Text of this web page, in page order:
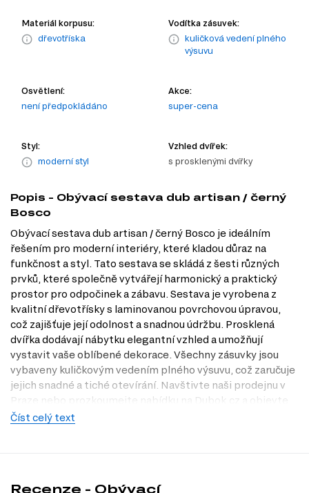
Materiál korpusu:
dřevotříska
Vodítka zásuvek:
kuličková vedení plného
výsuvu
Osvětlení:
není předpokládáno
Akce:
super-cena
Styl:
moderní styl
Vzhled dvířek:
s prosklenými dvířky
Popis - Obývací sestava dub artisan / černý
Bosco
Obývací sestava dub artisan / černý Bosco je ideálním
řešením pro moderní interiéry, které kladou důraz na
funkčnost a styl. Tato sestava se skládá z šesti různých
prvků, které společně vytvářejí harmonický a praktický
prostor pro odpočinek a zábavu. Sestava je vyrobena z
kvalitní dřevotřísky s laminovanou povrchovou úpravou,
což zajišťuje její odolnost a snadnou údržbu. Prosklená
dvířka dodávají nábytku elegantní vzhled a umožňují
vystavit vaše oblíbené dekorace. Všechny zásuvky jsou
vybaveny kuličkovým vedením plného výsuvu, což zaručuje
jejich snadné a tiché otevírání. Navštivte naši prodejnu v
Praze nebo prozkoumejte nabídku na Dubok.cz a objevte,
jak může tato sestava obohatit váš domov.
Konferenční stolek 120 dub artisan / černý Bosco, 1 ks – 120.00
Číst celý text
Recenze - Obývací